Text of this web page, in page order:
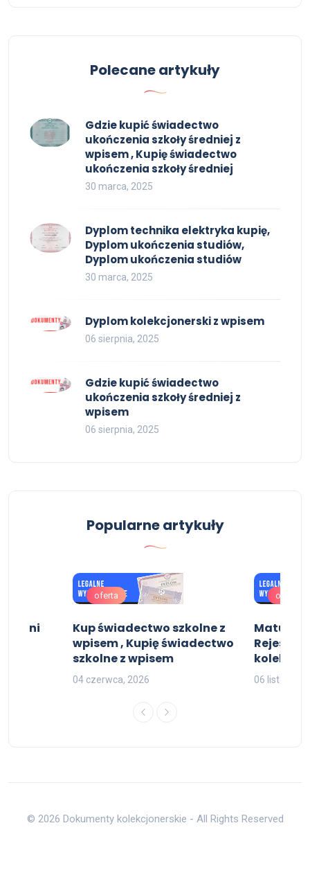
Polecane artykuły
Gdzie kupić świadectwo
ukończenia szkoły średniej z
wpisem , Kupię świadectwo
ukończenia szkoły średniej
30 marca, 2025
Dyplom technika elektryka kupię,
Dyplom ukończenia studiów,
Dyplom ukończenia studiów
30 marca, 2025
Dyplom kolekcjonerski z wpisem
06 sierpnia, 2025
Gdzie kupić świadectwo
ukończenia szkoły średniej z
wpisem
06 sierpnia, 2025
Popularne artykuły
oferta
Kup świadectwo szkolne z
wpisem , Kupię świadectwo
szkolne z wpisem
04 czerwca, 2026
oferta
Matura z
Rejestru
06
© 2026 Dokumenty kolekcjonerskie - All Rights Reserved